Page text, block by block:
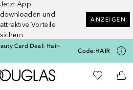
Jetzt App
downloaden und
attraktive Vorteile
sichern
ANZEIGEN
Card Deal: Hair-
Code:HAIR
Zur Douglas Startseite
Zu Meiner